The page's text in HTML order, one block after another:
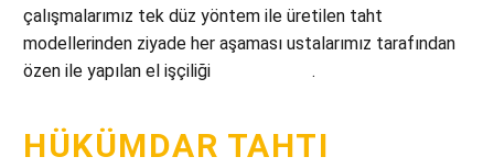
çalışmalarımız tek düz yöntem ile üretilen taht
modellerinden ziyade her aşaması ustalarımız tarafından
özen ile yapılan el işçiliği
.
HÜKÜMDAR TAHTI